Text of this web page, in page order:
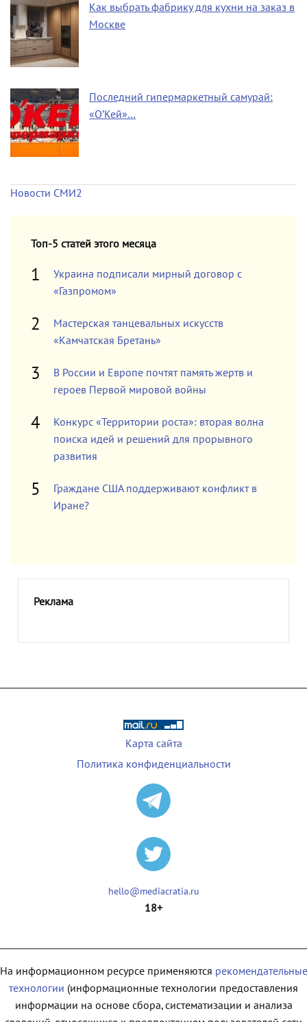
Как выбрать фабрику для кухни на заказ в
Москве
Последний гипермаркетный самурай:
«О’Кей»…
Новости СМИ2
Топ-5 статей этого месяца
Украина подписали мирный договор с
«Газпромом»
Мастерская танцевальных искусств
«Камчатская Бретань»
В России и Европе почтят память жертв и
героев Первой мировой войны
Конкурс «Территории роста»: вторая волна
поиска идей и решений для прорывного
развития
Граждане США поддерживают конфликт в
Иране?
Реклама
Карта сайта
Политика конфиденциальности
hello@mediacratia.ru
18+
На информационном ресурсе применяются рекомендательные
технологии (информационные технологии предоставления
информации на основе сбора, систематизации и анализа